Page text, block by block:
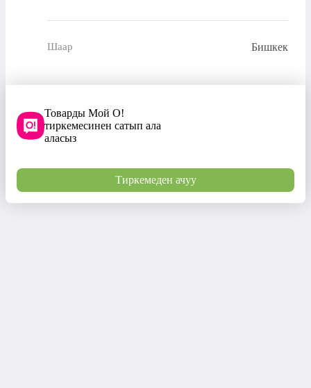
Шаар Бишкек
Товарды Мой О!
тиркемесинен сатып ала
аласыз
Тиркемеден ачуу